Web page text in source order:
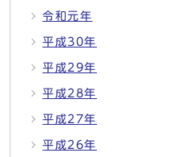
令和元年
平成30年
平成29年
平成28年
平成27年
平成26年